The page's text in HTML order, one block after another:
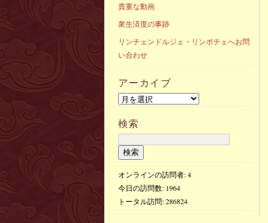
貴重な動画
衆生済度の事跡
リンチェンドルジェ・リンポチェへお問
い合わせ
アーカイブ
検索
オンラインの訪問者: 4
今日の訪問数: 1964
トータル訪問:286824